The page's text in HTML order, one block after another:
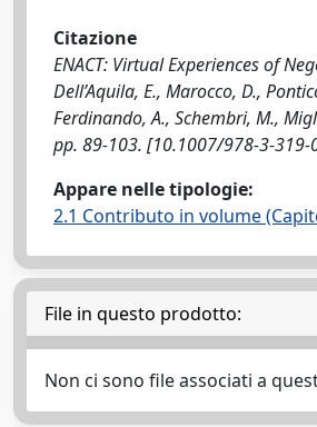
Citazione
ENACT: Virtual Experiences of
Dell’Aquila, E., Marocco, D.,
Ferdinando, A., Schembri, M.,
pp. 89-103. [10.1007/978-3-319-
Appare nelle tipologie:
2.1 Contributo in volume
File in questo prodotto:
Non ci sono file associati a